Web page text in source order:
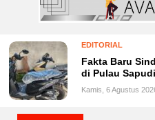
EDITORIAL
Fakta Baru
di Pulau
Kamis, 6 Agustus